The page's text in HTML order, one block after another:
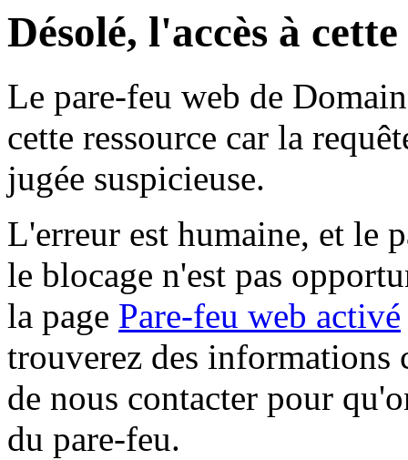
Désolé, l'accès à
Le pare-feu web de
cette ressource car la
jugée suspicieuse.
L'erreur est humaine, et le
le blocage n'est pas
la page Pare-feu web activé
trouverez des informations
de nous contacter pour
du pare-feu.